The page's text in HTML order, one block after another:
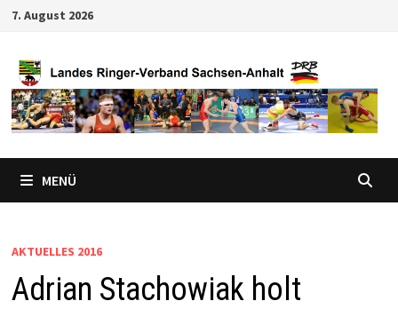
Zum
springen
7. August 2026
MENÜ
AKTUELLES 2016
Adrian Stachowiak holt